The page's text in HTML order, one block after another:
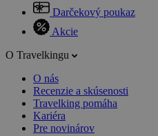
Darčekový poukaz
Akcie
O Travelkingu
O nás
Recenzie a skúsenosti
Travelking pomáha
Kariéra
Pre novinárov